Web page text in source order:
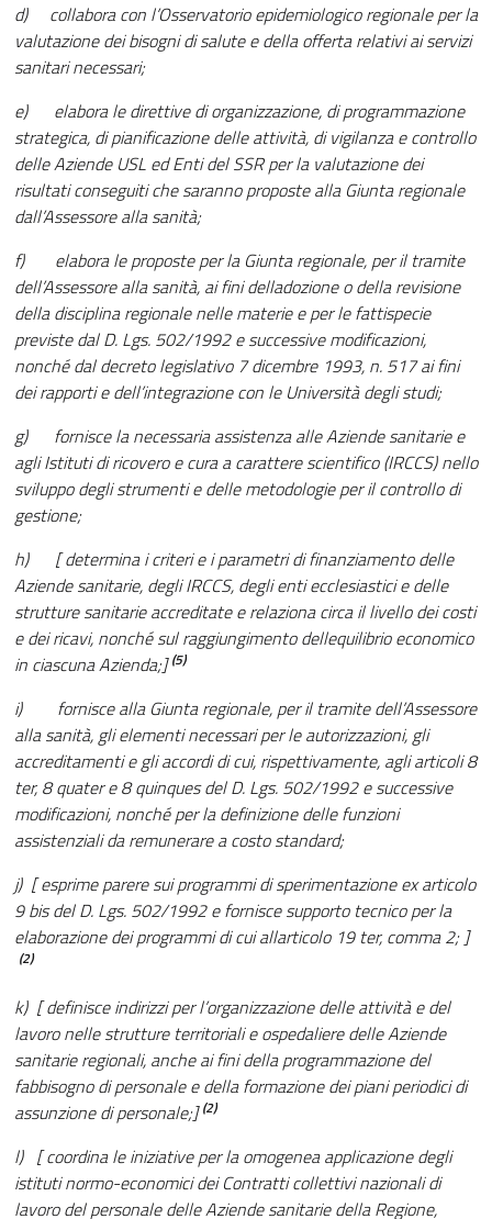
d) collabora con l’Osservatorio epidemiologico regionale per la
valutazione dei bisogni di salute e della offerta relativi ai servizi
sanitari necessari;
e) elabora le direttive di organizzazione, di programmazione
strategica, di pianificazione delle attività, di vigilanza e controllo
delle Aziende USL ed Enti del SSR per la valutazione dei
risultati conseguiti che saranno proposte alla Giunta regionale
dall’Assessore alla sanità;
f) elabora le proposte per la Giunta regionale, per il tramite
dell’Assessore alla sanità, ai fini delladozione o della revisione
della disciplina regionale nelle materie e per le fattispecie
previste dal D. Lgs. 502/1992 e successive modificazioni,
nonché dal decreto legislativo 7 dicembre 1993, n. 517 ai fini
dei rapporti e dell’integrazione con le Università degli studi;
g) fornisce la necessaria assistenza alle Aziende sanitarie e
agli Istituti di ricovero e cura a carattere scientifico (IRCCS) nello
sviluppo degli strumenti e delle metodologie per il controllo di
gestione;
h) [ determina i criteri e i parametri di finanziamento delle
Aziende sanitarie, degli IRCCS, degli enti ecclesiastici e delle
strutture sanitarie accreditate e relaziona circa il livello dei costi
e dei ricavi, nonché sul raggiungimento dellequilibrio economico
in ciascuna Azienda;](5)
i) fornisce alla Giunta regionale, per il tramite dell’Assessore
alla sanità, gli elementi necessari per le autorizzazioni, gli
accreditamenti e gli accordi di cui, rispettivamente, agli articoli 8
ter, 8 quater e 8 quinques del D. Lgs. 502/1992 e successive
modificazioni, nonché per la definizione delle funzioni
assistenziali da remunerare a costo standard;
j) [ esprime parere sui programmi di sperimentazione ex articolo
9 bis del D. Lgs. 502/1992 e fornisce supporto tecnico per la
elaborazione dei programmi di cui allarticolo 19 ter, comma 2; ]
(2)
k) [ definisce indirizzi per l’organizzazione delle attività e del
lavoro nelle strutture territoriali e ospedaliere delle Aziende
sanitarie regionali, anche ai fini della programmazione del
fabbisogno di personale e della formazione dei piani periodici di
assunzione di personale;](2)
l) [ coordina le iniziative per la omogenea applicazione degli
istituti normo-economici dei Contratti collettivi nazionali di
lavoro del personale delle Aziende sanitarie della Regione,